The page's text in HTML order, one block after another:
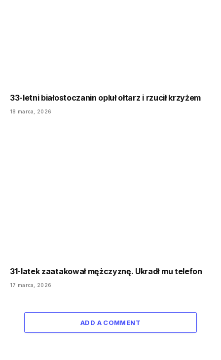
33-letni białostoczanin opluł ołtarz i rzucił krzyżem
18 marca, 2026
31-latek zaatakował mężczyznę. Ukradł mu telefon
17 marca, 2026
ADD A COMMENT